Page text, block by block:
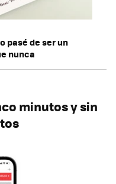
pasé de ser un
nunca
minutos y sin